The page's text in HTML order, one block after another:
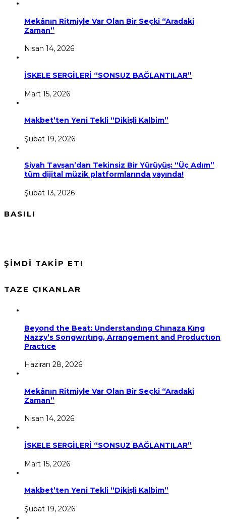
Mekânın Ritmiyle Var Olan Bir Seçki “Aradaki
Zaman”
Nisan 14, 2026
İSKELE SERGİLERİ “SONSUZ BAĞLANTILAR”
Mart 15, 2026
Makbet’ten Yeni Tekli “Dikişli Kalbim”
Şubat 19, 2026
Siyah Tavşan’dan Tekinsiz Bir Yürüyüş: “Üç Adım”
tüm dijital müzik platformlarında yayında!
Şubat 13, 2026
BASILI
ŞİMDİ TAKİP ET!
TAZE ÇIKANLAR
Beyond the Beat: Understandıng Chınaza Kıng
Nazzy’s Songwrıtıng, Arrangement and Productıon
Practıce
Haziran 28, 2026
Mekânın Ritmiyle Var Olan Bir Seçki “Aradaki
Zaman”
Nisan 14, 2026
İSKELE SERGİLERİ “SONSUZ BAĞLANTILAR”
Mart 15, 2026
Makbet’ten Yeni Tekli “Dikişli Kalbim”
Şubat 19, 2026